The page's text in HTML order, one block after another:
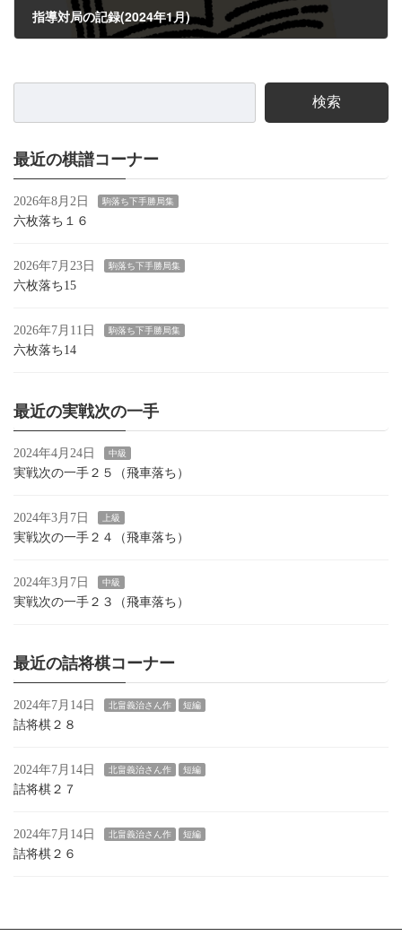
指導対局の記録(2024年1月)
検索
最近の棋譜コーナー
2026年8月2日 駒落ち下手勝局集
六枚落ち１６
2026年7月23日 駒落ち下手勝局集
六枚落ち15
2026年7月11日 駒落ち下手勝局集
六枚落ち14
最近の実戦次の一手
2024年4月24日 中級
実戦次の一手２５（飛車落ち）
2024年3月7日 上級
実戦次の一手２４（飛車落ち）
2024年3月7日 中級
実戦次の一手２３（飛車落ち）
最近の詰将棋コーナー
2024年7月14日 北畠義治さん作 短編
詰将棋２８
2024年7月14日 北畠義治さん作 短編
詰将棋２７
2024年7月14日 北畠義治さん作 短編
詰将棋２６